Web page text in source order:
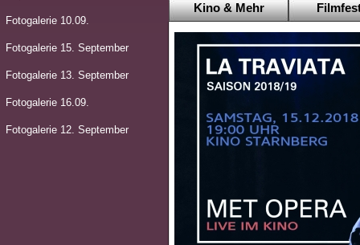
Fotogalerie 10.09.
Fotogalerie 15. September
Fotogalerie 13. September
Fotogalerie 16.09.
Fotogalerie 12. September
Kino & Mehr